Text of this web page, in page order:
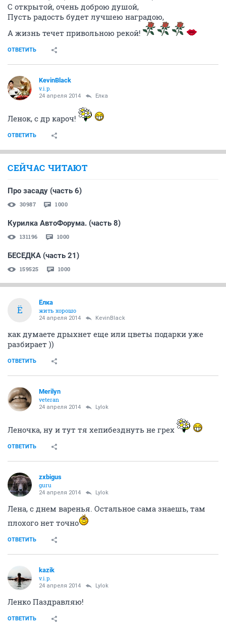
С открытой, очень доброю душой,
Пусть радость будет лучшею наградою,
А жизнь течет привольною рекой!
ОТВЕТИТЬ
KevinBlack
v.i.p.
24 апреля 2014 Ёлка
Ленок, с др кароч!
ОТВЕТИТЬ
СЕЙЧАС ЧИТАЮТ
Про засаду (часть 6)
30987 1000
Курилка АвтоФорума. (часть 8)
131196 1000
БЕСЕДКА (часть 21)
159525 1000
Ё
Ёлка
жить хорошо
24 апреля 2014 KevinBlack
как думаете дрыхнет еще или цветы подарки уже
разбирает ))
ОТВЕТИТЬ
Merilyn
veteran
24 апреля 2014 Lylok
Леночка, ну и тут тя хепибезднуть не грех
ОТВЕТИТЬ
zxbigus
guru
24 апреля 2014 Lylok
Лена, с днем варенья. Остальное сама знаешь, там
плохого нет точно
ОТВЕТИТЬ
kazik
v.i.p.
24 апреля 2014 Lylok
Ленко Паздравляю!
ОТВЕТИТЬ